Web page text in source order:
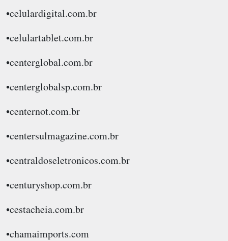
•celulardigital.com.br
•celulartablet.com.br
•centerglobal.com.br
•centerglobalsp.com.br
•centernot.com.br
•centersulmagazine.com.br
•centraldoseletronicos.com.br
•centuryshop.com.br
•cestacheia.com.br
•chamaimports.com